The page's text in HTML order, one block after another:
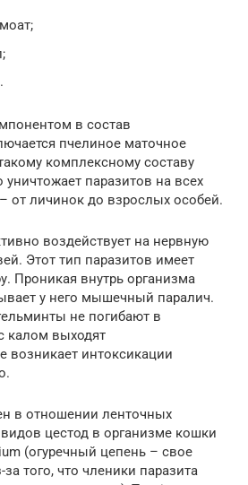
в состав
пчелиное маточное
комплексному составу
паразитов на всех
от личинок до взрослых особей.
воздействует на нервную
Этот тип паразитов имеет
Проникая внутрь организма
у него мышечный паралич.
не погибают в
калом выходят
возникает интоксикации
в отношении ленточных
цестод в организме кошки
(огуречный цепень – свое
того, что членики паразита